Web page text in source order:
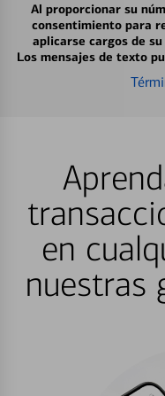
Al proporcionar su
consentimiento para
aplicarse cargos de
Los mensajes de texto
en
nuestras